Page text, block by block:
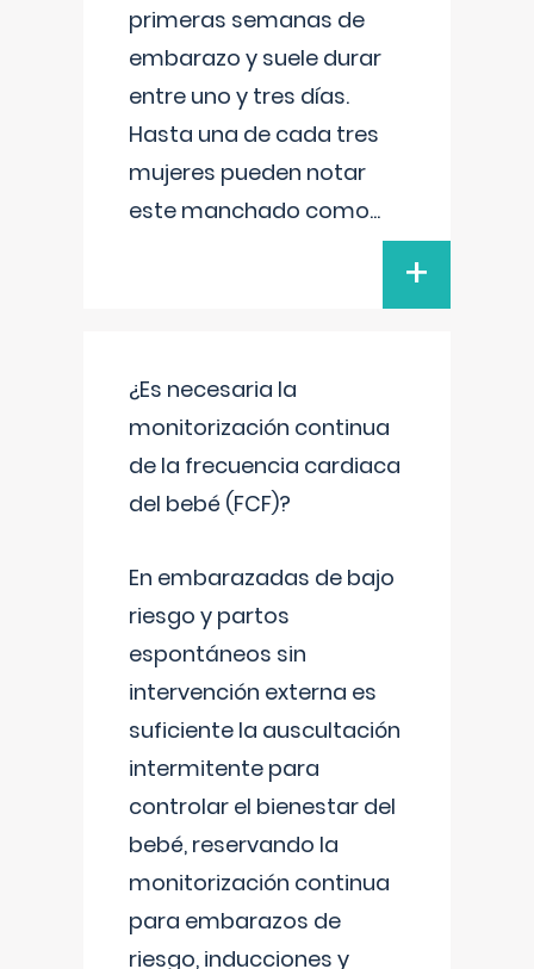
primeras semanas de
embarazo y suele durar
entre uno y tres días.
Hasta una de cada tres
mujeres pueden notar
este manchado como...
+
¿Es necesaria la
monitorización continua
de la frecuencia cardiaca
del bebé (FCF)?
En embarazadas de bajo
riesgo y partos
espontáneos sin
intervención externa es
suficiente la auscultación
intermitente para
controlar el bienestar del
bebé, reservando la
monitorización continua
para embarazos de
riesgo, inducciones y